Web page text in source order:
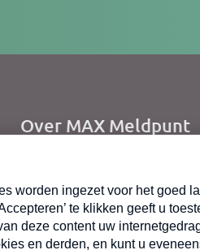
Over MAX Meldpunt